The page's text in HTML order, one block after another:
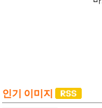
인기 이미지